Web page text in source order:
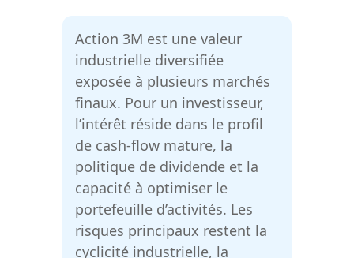
Action 3M est une valeur
industrielle diversifiée
exposée à plusieurs marchés
finaux. Pour un investisseur,
l’intérêt réside dans le profil
de cash-flow mature, la
politique de dividende et la
capacité à optimiser le
portefeuille d’activités. Les
risques principaux restent la
cyclicité industrielle, la